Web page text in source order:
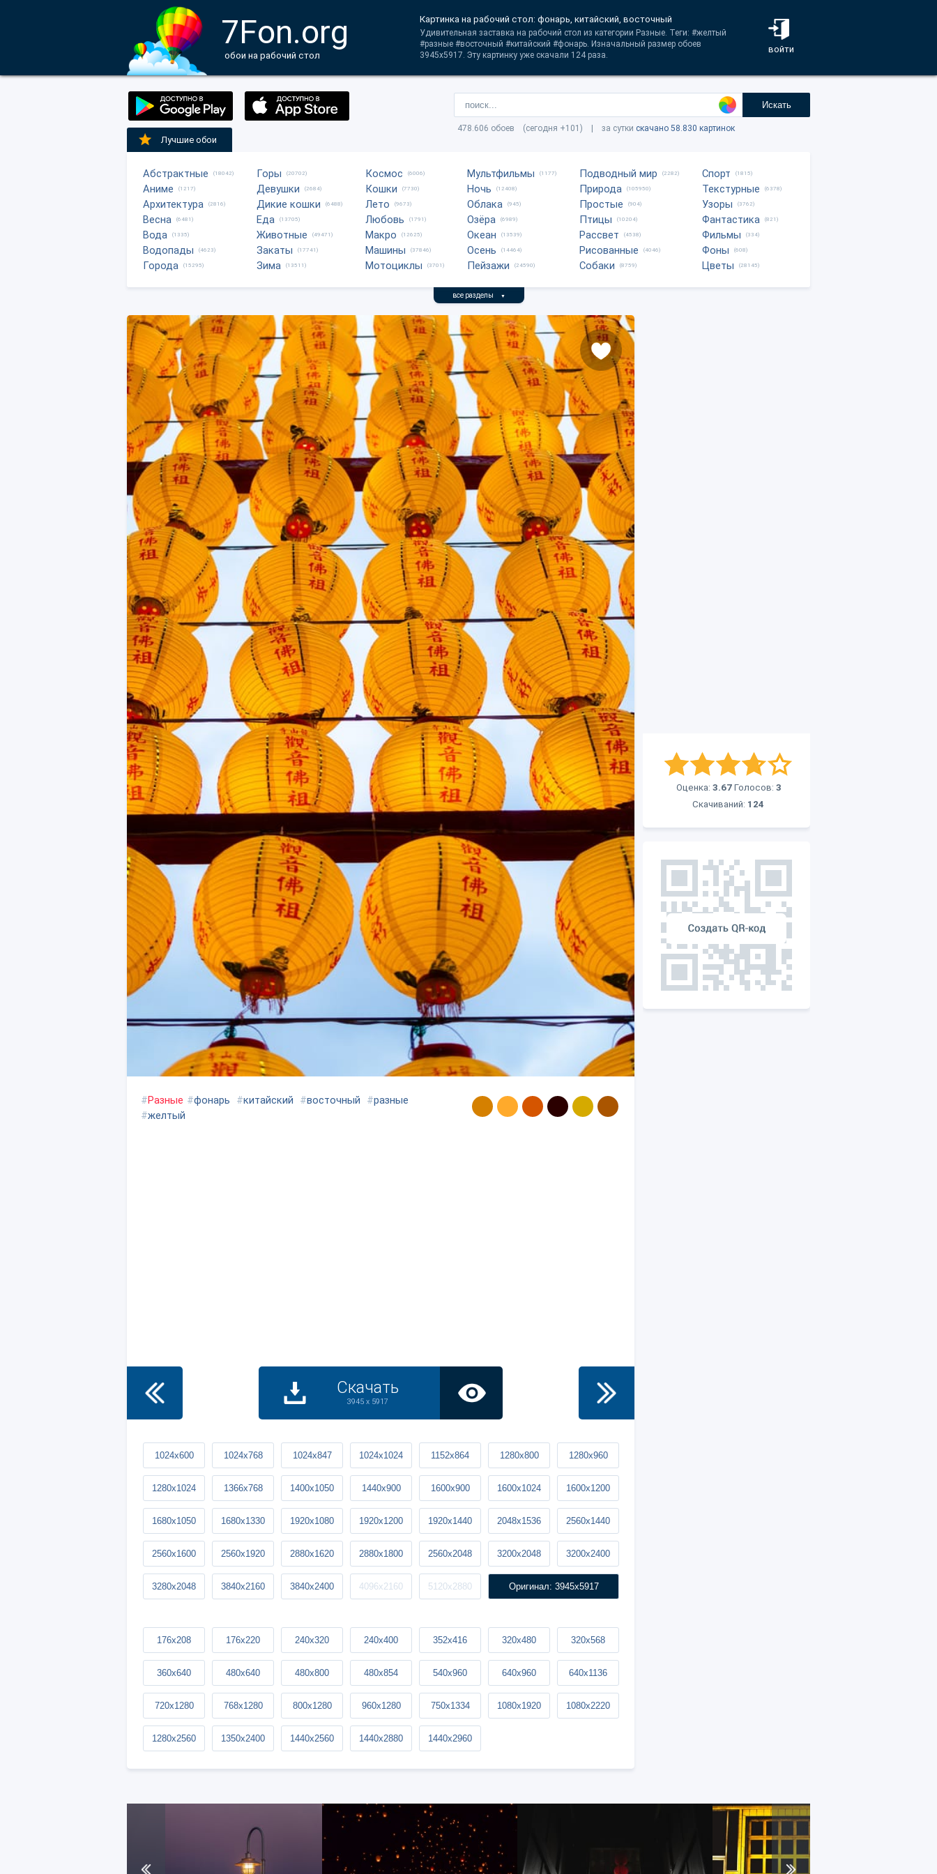
7Fon.org
обои на рабочий стол
войти
Картинка на рабочий стол: фонарь, китайский, восточный
Удивительная заставка на рабочий стол из категории Разные. Теги: #желтый
#разные #восточный #китайский #фонарь. Изначальный размер обоев
3945x5917. Эту картинку уже скачали 124 раза.
Искать
478.606 обоев (сегодня +101) | за сутки скачано 58.830 картинок
Лучшие обои
Абстрактные (18042)
Аниме (1217)
Архитектура (2816)
Весна (6481)
Вода (1335)
Водопады (4623)
Города (15295)
Горы (20702)
Девушки (2684)
Дикие кошки (6488)
Еда (13705)
Животные (49471)
Закаты (17741)
Зима (13511)
Космос (6006)
Кошки (7730)
Лето (9673)
Любовь (1791)
Макро (12625)
Машины (37846)
Мотоциклы (3701)
Мультфильмы (1177)
Ночь (12408)
Облака (945)
Озёра (6989)
Океан (13539)
Осень (14464)
Пейзажи (24590)
Подводный мир (2282)
Природа (105950)
Простые (904)
Птицы (10204)
Рассвет (4538)
Рисованные (4046)
Собаки (8759)
Спорт (1815)
Текстурные (6378)
Узоры (3762)
Фантастика (821)
Фильмы (334)
Фоны (608)
Цветы (28145)
все разделы ▼
Оценка: 3.67 Голосов: 3
Скачиваний: 124
#Разные #фонарь #китайский #восточный #разные
#желтый
Скачать
3945 x 5917
1024x600 1024x768 1024x847 1024x1024 1152x864 1280x800 1280x960
1280x1024 1366x768 1400x1050 1440x900 1600x900 1600x1024 1600x1200
1680x1050 1680x1330 1920x1080 1920x1200 1920x1440 2048x1536 2560x1440
2560x1600 2560x1920 2880x1620 2880x1800 2560x2048 3200x2048 3200x2400
3280x2048 3840x2160 3840x2400 4096x2160 5120x2880 Оригинал: 3945x5917
176x208 176x220 240x320 240x400 352x416 320x480 320x568
360x640 480x640 480x800 480x854 540x960 640x960 640x1136
720x1280 768x1280 800x1280 960x1280 750x1334 1080x1920 1080x2220
1280x2560 1350x2400 1440x2560 1440x2880 1440x2960